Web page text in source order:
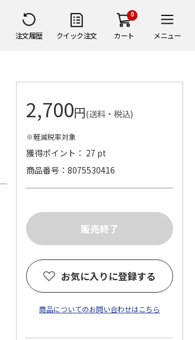
注文履歴 クイック注文
0
カート メニュー
2,700円(送料・税込)
※軽減税率対象
獲得ポイント： 27 pt
商品番号
8075530416
お気に入りに登録する
商品についてのお問い合わせはこちら